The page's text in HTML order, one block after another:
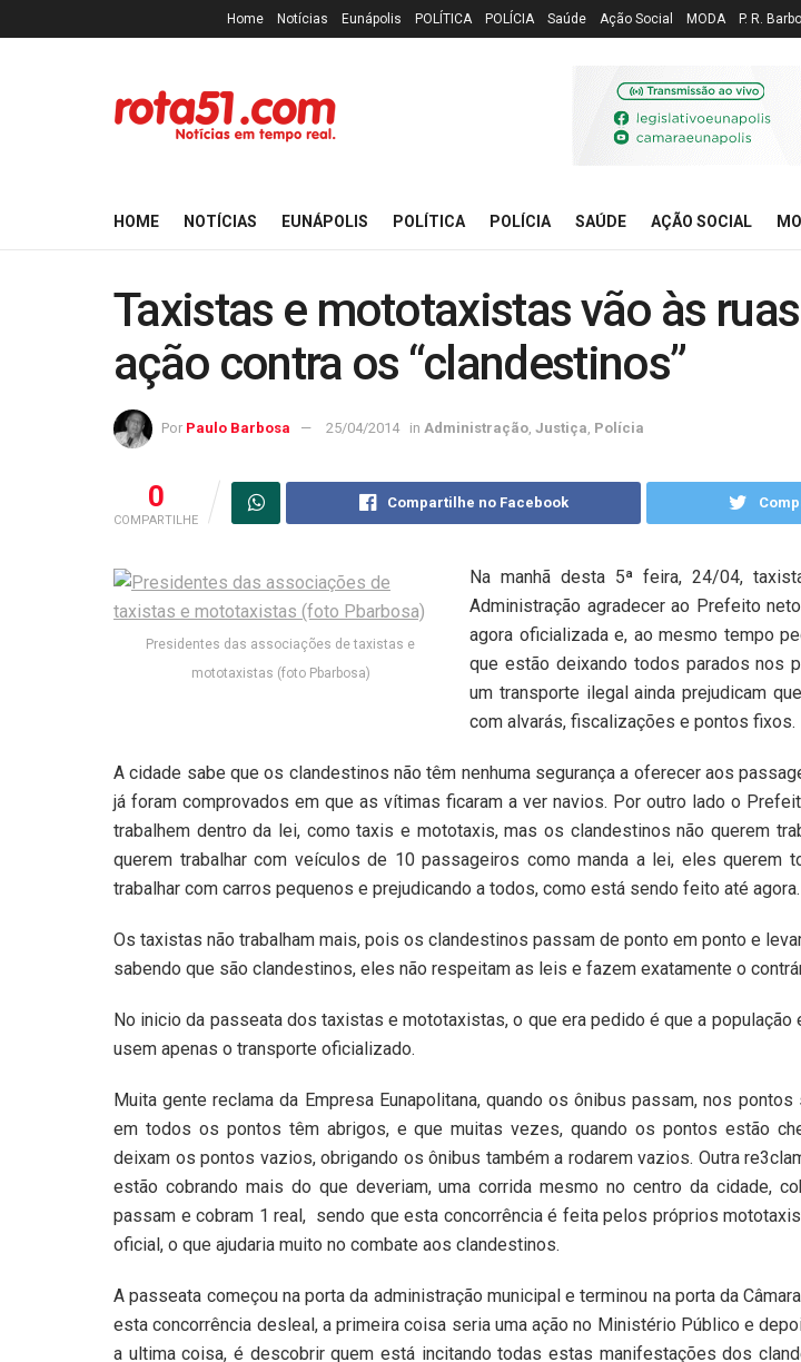
Home Notícias Eunápolis POLÍTICA POLÍCIA Saúde Ação Social MODA P. R.
HOME NOTÍCIAS EUNÁPOLIS POLÍTICA POLÍCIA SAÚDE AÇÃO SOCIAL
Taxistas e mototaxistas vão às
ação contra os “clandestinos”
Por Paulo Barbosa 25/04/2014 in Administração Justiça Polícia
0
COMPARTILHE
Compartilhe no Facebook
Presidentes das associações de taxistas e
mototaxistas (foto Pbarbosa)
Na manhã desta 5ª feira, 24/04,
Administração agradecer ao Prefeito
agora oficializada e, ao mesmo tempo
que estão deixando todos parados nos
um transporte ilegal ainda prejudicam
com alvarás, fiscalizações e pontos fixos.
A cidade sabe que os clandestinos não têm nenhuma segurança a oferecer aos
já foram comprovados em que as vítimas ficaram a ver navios. Por outro lado o
trabalhem dentro da lei, como taxis e mototaxis, mas os clandestinos não querem
querem trabalhar com veículos de 10 passageiros como manda a lei, eles querem
trabalhar com carros pequenos e prejudicando a todos, como está sendo feito até agora.
Os taxistas não trabalham mais, pois os clandestinos passam de ponto em ponto e
sabendo que são clandestinos, eles não respeitam as leis e fazem exatamente o
No inicio da passeata dos taxistas e mototaxistas, o que era pedido é que a
usem apenas o transporte oficializado.
Muita gente reclama da Empresa Eunapolitana, quando os ônibus passam, nos
em todos os pontos têm abrigos, e que muitas vezes, quando os pontos estão
deixam os pontos vazios, obrigando os ônibus também a rodarem vazios. Outra
estão cobrando mais do que deveriam, uma corrida mesmo no centro da cidade,
passam e cobram 1 real, sendo que esta concorrência é feita pelos próprios
oficial, o que ajudaria muito no combate aos clandestinos.
A passeata começou na porta da administração municipal e terminou na porta da
esta concorrência desleal, a primeira coisa seria uma ação no Ministério Público e
a ultima coisa, é descobrir quem está incitando todas estas manifestações dos